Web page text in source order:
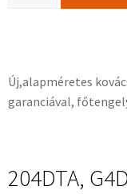
Új,alapméretes
garanciával,
204DTA,